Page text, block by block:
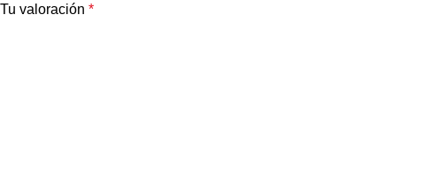
Tu valoración *